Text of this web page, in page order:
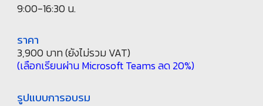
9:00-16:30 น.
ราคา
3,900 บาท (ยังไม่รวม VAT)
(เลือกเรียนผ่าน Microsoft Teams ลด 20%)
รูปแบบการอบรม